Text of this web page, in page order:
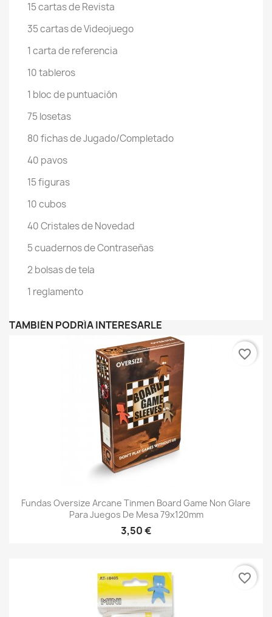
15 cartas de Revista
35 cartas de Videojuego
1 carta de referencia
10 tableros
1 bloc de puntuación
75 losetas
80 fichas de Jugado/Completado
40 pavos
15 figuras
10 cubos
40 Cristales de Novedad
5 cuadernos de Contraseñas
2 bolsas de tela
1 reglamento
TAMBIÉN PODRÍA INTERESARLE
Fundas Oversize Arcane Tinmen Board Game Non Glare
Para Juegos De Mesa 79x120mm
3,50 €
favorite_border
favorite_border